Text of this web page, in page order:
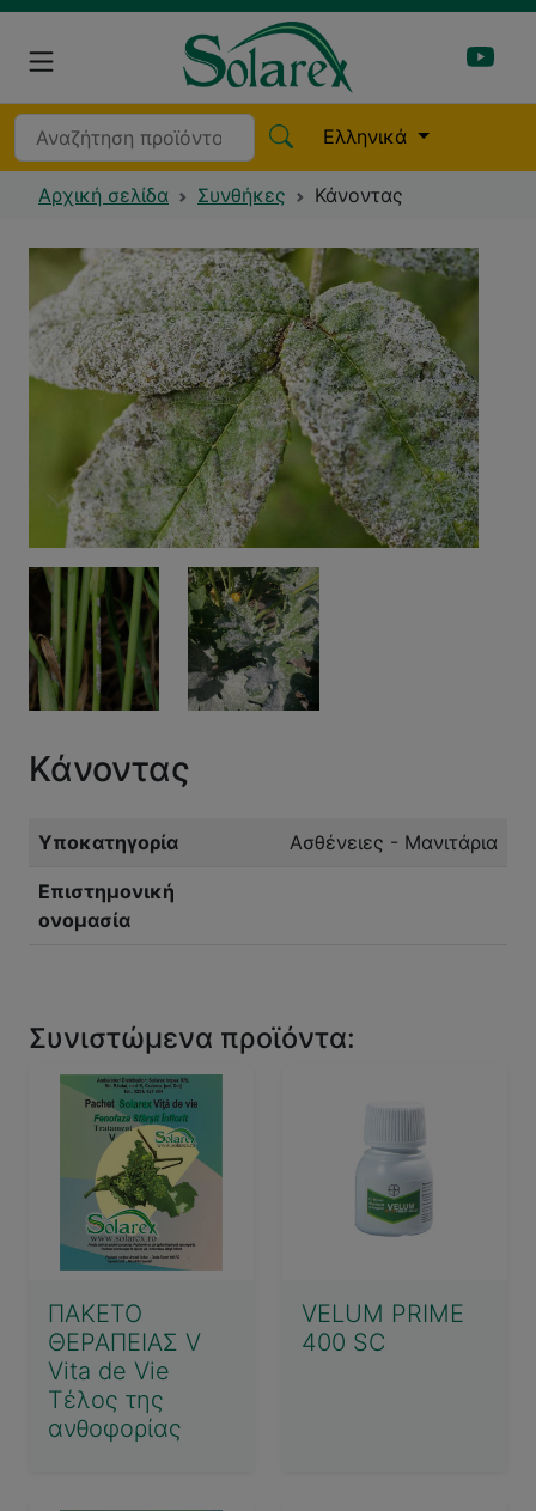
Ελληνικά
Αρχική σελίδα Συνθήκες Κάνοντας
Κάνοντας
Υποκατηγορία Ασθένειες - Μανιτάρια
Επιστημονική
ονομασία
Συνιστώμενα προϊόντα:
ΠΑΚΕΤΟ
ΘΕΡΑΠΕΙΑΣ V
Vita de Vie
Τέλος της
ανθοφορίας
VELUM PRIME
400 SC